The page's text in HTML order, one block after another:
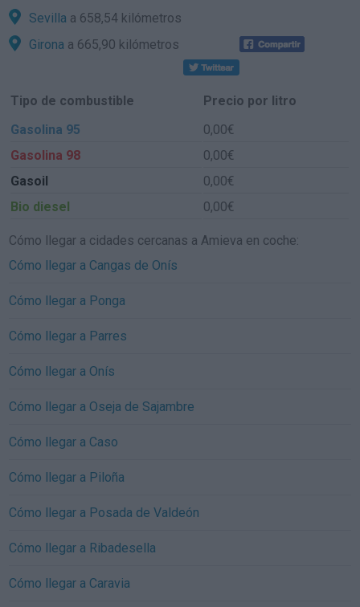
Sevilla a 658,54 kilómetros
Girona a 665,90 kilómetros
Tipo de combustible
Precio por litro
Gasolina 95
0,00€
Gasolina 98
0,00€
Gasoil
0,00€
Bio diesel
0,00€
Cómo llegar a cidades cercanas a Amieva en coche:
Cómo llegar a Cangas de Onís
Cómo llegar a Ponga
Cómo llegar a Parres
Cómo llegar a Onís
Cómo llegar a Oseja de Sajambre
Cómo llegar a Caso
Cómo llegar a Piloña
Cómo llegar a Posada de Valdeón
Cómo llegar a Ribadesella
Cómo llegar a Caravia